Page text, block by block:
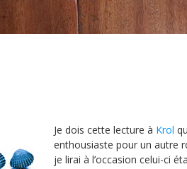
Je dois cette lecture à Krol
enthousiaste pour un autre
je lirai à l’occasion celui-ci